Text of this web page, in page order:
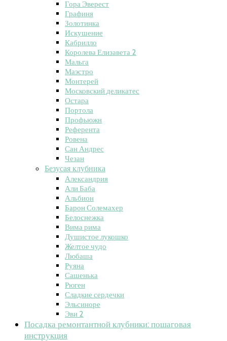
Гора Эверест
Графиня
Золотинка
Искушение
Кабрилло
Королева Елизавета 2
Мальга
Маэстро
Монтерей
Московский деликатес
Остара
Портола
Профьюжн
Референта
Ровена
Сан Андрес
Чезан
Безусая клубника
Александрия
Али Баба
Альбион
Барон Солемахер
Белоснежка
Вима рима
Душистое лукошко
Желтое чудо
Любаша
Руяна
Сашенька
Рюген
Сладкие сердечки
Эльсиноре
Эви 2
Посадка ремонтантной клубники: пошаговая
инструкция